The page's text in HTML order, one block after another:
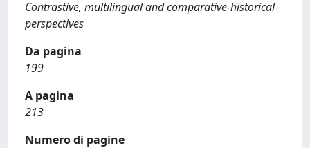
Contrastive, multilingual and comparative-historical
perspectives
Da pagina
199
A pagina
213
Numero di pagine